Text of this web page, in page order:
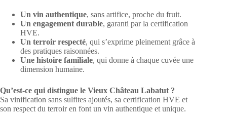
Un vin authentique, sans artifice, proche du fruit.
Un engagement durable, garanti par la certification
HVE.
Un terroir respecté, qui s’exprime pleinement grâce à
des pratiques raisonnées.
Une histoire familiale, qui donne à chaque cuvée une
dimension humaine.
Qu’est-ce qui distingue le Vieux Château Labatut ?
Sa vinification sans sulfites ajoutés, sa certification HVE et
son respect du terroir en font un vin authentique et unique.